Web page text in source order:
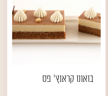
בואונו קראנץ' פס